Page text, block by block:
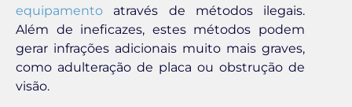
equipamento através de métodos ilegais.
Além de ineficazes, estes métodos podem
gerar infrações adicionais muito mais graves,
como adulteração de placa ou obstrução de
visão.